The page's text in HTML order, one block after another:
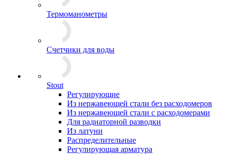
Термоманометры
Счетчики для воды
Stout
Регулирующие
Из нержавеющей стали без расходомеров
Из нержавеющей стали с расходомерами
Для радиаторной разводки
Из латуни
Распределительные
Регулирующая арматура